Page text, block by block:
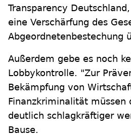
Transparency
eine Verschärfung des
Abgeordnetenbestechung
Außerdem gebe es noch
Lobbykontrolle. "Zur
Bekämpfung von
Finanzkriminalität müssen
deutlich schlagkräftiger
Bause.